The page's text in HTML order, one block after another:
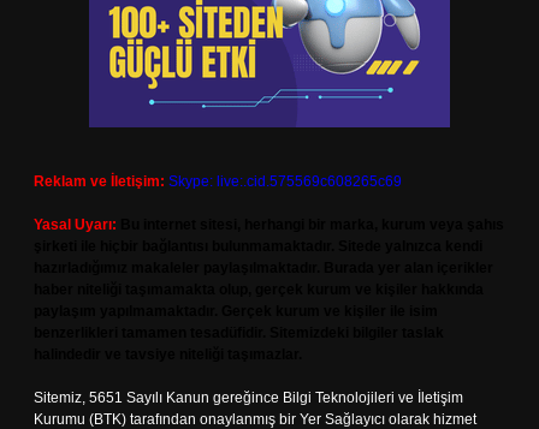
Reklam ve İletişim: Skype: live:.cid.575569c608265c69
Yasal Uyarı:
Sitemiz, 5651 Sayılı Kanun gereğince Bilgi Teknolojileri ve İletişim
Kurumu (BTK) tarafından onaylanmış bir Yer Sağlayıcı olarak hizmet